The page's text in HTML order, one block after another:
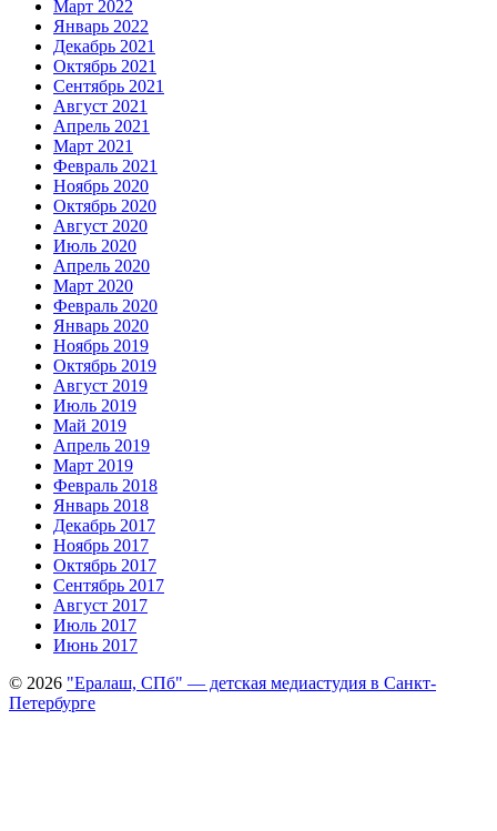
Март 2022
Январь 2022
Декабрь 2021
Октябрь 2021
Сентябрь 2021
Август 2021
Апрель 2021
Март 2021
Февраль 2021
Ноябрь 2020
Октябрь 2020
Август 2020
Июль 2020
Апрель 2020
Март 2020
Февраль 2020
Январь 2020
Ноябрь 2019
Октябрь 2019
Август 2019
Июль 2019
Май 2019
Апрель 2019
Март 2019
Февраль 2018
Январь 2018
Декабрь 2017
Ноябрь 2017
Октябрь 2017
Сентябрь 2017
Август 2017
Июль 2017
Июнь 2017
© 2026 "Ералаш, СПб" — детская медиастудия в Санкт-
Петербурге